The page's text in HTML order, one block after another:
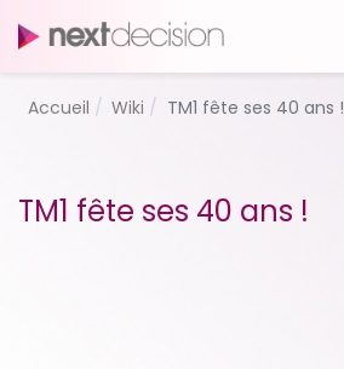
Accueil Wiki TM1 fête ses 40 ans !
TM1 fête ses 40 ans !